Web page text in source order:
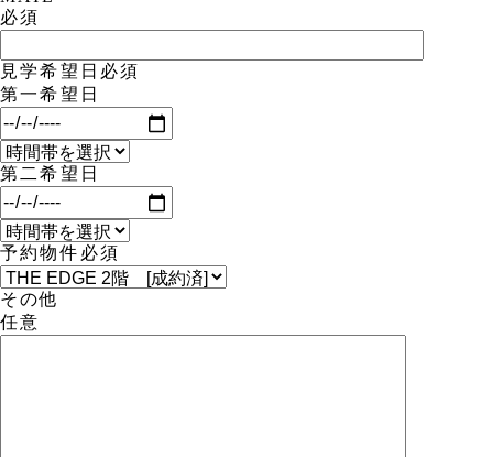
必須
見学希望日 必須
第一希望日
第二希望日
予約物件 必須
その他
任意